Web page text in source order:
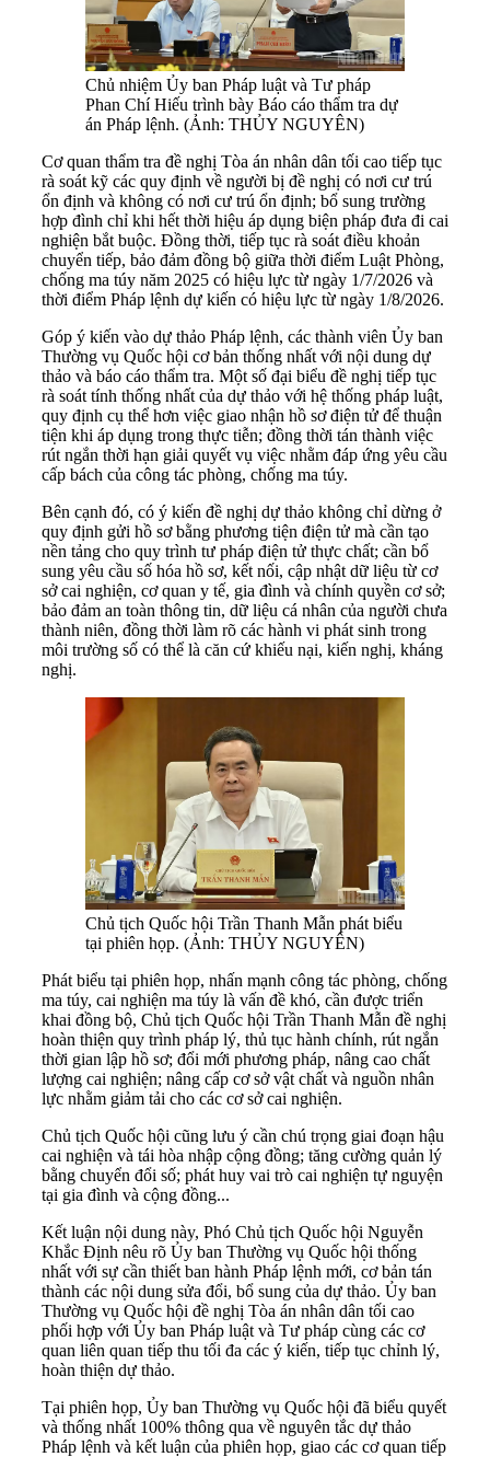
Chủ nhiệm Ủy ban Pháp luật và Tư pháp
Phan Chí Hiếu trình bày Báo cáo thẩm tra dự
án Pháp lệnh. (Ảnh: THỦY NGUYÊN)
Cơ quan thẩm tra đề nghị Tòa án nhân dân tối cao tiếp tục
rà soát kỹ các quy định về người bị đề nghị có nơi cư trú
ổn định và không có nơi cư trú ổn định; bổ sung trường
hợp đình chỉ khi hết thời hiệu áp dụng biện pháp đưa đi cai
nghiện bắt buộc. Đồng thời, tiếp tục rà soát điều khoản
chuyển tiếp, bảo đảm đồng bộ giữa thời điểm Luật Phòng,
chống ma túy năm 2025 có hiệu lực từ ngày 1/7/2026 và
thời điểm Pháp lệnh dự kiến có hiệu lực từ ngày 1/8/2026.
Góp ý kiến vào dự thảo Pháp lệnh, các thành viên Ủy ban
Thường vụ Quốc hội cơ bản thống nhất với nội dung dự
thảo và báo cáo thẩm tra. Một số đại biểu đề nghị tiếp tục
rà soát tính thống nhất của dự thảo với hệ thống pháp luật,
quy định cụ thể hơn việc giao nhận hồ sơ điện tử để thuận
tiện khi áp dụng trong thực tiễn; đồng thời tán thành việc
rút ngắn thời hạn giải quyết vụ việc nhằm đáp ứng yêu cầu
cấp bách của công tác phòng, chống ma túy.
Bên cạnh đó, có ý kiến đề nghị dự thảo không chỉ dừng ở
quy định gửi hồ sơ bằng phương tiện điện tử mà cần tạo
nền tảng cho quy trình tư pháp điện tử thực chất; cần bổ
sung yêu cầu số hóa hồ sơ, kết nối, cập nhật dữ liệu từ cơ
sở cai nghiện, cơ quan y tế, gia đình và chính quyền cơ sở;
bảo đảm an toàn thông tin, dữ liệu cá nhân của người chưa
thành niên, đồng thời làm rõ các hành vi phát sinh trong
môi trường số có thể là căn cứ khiếu nại, kiến nghị, kháng
nghị.
Chủ tịch Quốc hội Trần Thanh Mẫn phát biểu
tại phiên họp. (Ảnh: THỦY NGUYÊN)
Phát biểu tại phiên họp, nhấn mạnh công tác phòng, chống
ma túy, cai nghiện ma túy là vấn đề khó, cần được triển
khai đồng bộ, Chủ tịch Quốc hội Trần Thanh Mẫn đề nghị
hoàn thiện quy trình pháp lý, thủ tục hành chính, rút ngắn
thời gian lập hồ sơ; đổi mới phương pháp, nâng cao chất
lượng cai nghiện; nâng cấp cơ sở vật chất và nguồn nhân
lực nhằm giảm tải cho các cơ sở cai nghiện.
Chủ tịch Quốc hội cũng lưu ý cần chú trọng giai đoạn hậu
cai nghiện và tái hòa nhập cộng đồng; tăng cường quản lý
bằng chuyển đổi số; phát huy vai trò cai nghiện tự nguyện
tại gia đình và cộng đồng...
Kết luận nội dung này, Phó Chủ tịch Quốc hội Nguyễn
Khắc Định nêu rõ Ủy ban Thường vụ Quốc hội thống
nhất với sự cần thiết ban hành Pháp lệnh mới, cơ bản tán
thành các nội dung sửa đổi, bổ sung của dự thảo. Ủy ban
Thường vụ Quốc hội đề nghị Tòa án nhân dân tối cao
phối hợp với Ủy ban Pháp luật và Tư pháp cùng các cơ
quan liên quan tiếp thu tối đa các ý kiến, tiếp tục chỉnh lý,
hoàn thiện dự thảo.
Tại phiên họp, Ủy ban Thường vụ Quốc hội đã biểu quyết
và thống nhất 100% thông qua về nguyên tắc dự thảo
Pháp lệnh và kết luận của phiên họp, giao các cơ quan tiếp